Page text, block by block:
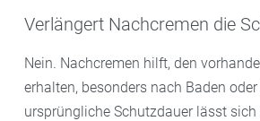
Verlängert Nachcremen die
Nein. Nachcremen hilft, den
erhalten, besonders nach Baden
ursprüngliche Schutzdauer lässt